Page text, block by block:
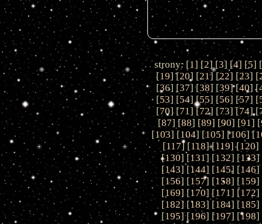
strony: [1] [2] [3] [4] [5] [
[19] [20] [21] [22] [23] [
[36] [37] [38] [39] [40] [
[53] [54] [55] [56] [57] [
[70] [71] [72] [73] [74] [
[87] [88] [89] [90] [91] [
[103] [104] [105] [106] [
[117] [118] [119] [120]
[130] [131] [132] [133]
[143] [144] [145] [146]
[156] [157] [158] [159]
[169] [170] [171] [172]
[182] [183] [184] [185]
[195] [196] [197] [198]